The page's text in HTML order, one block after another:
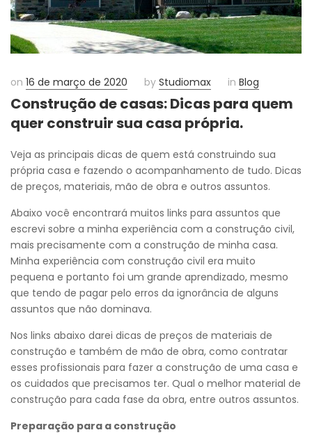
on 16 de março de 2020 by Studiomax in Blog
Construção de casas: Dicas para quem
quer construir sua casa própria.
Veja as principais dicas de quem está construindo sua
própria casa e fazendo o acompanhamento de tudo. Dicas
de preços, materiais, mão de obra e outros assuntos.
Abaixo você encontrará muitos links para assuntos que
escrevi sobre a minha experiência com a construção civil,
mais precisamente com a construção de minha casa.
Minha experiência com construção civil era muito
pequena e portanto foi um grande aprendizado, mesmo
que tendo de pagar pelo erros da ignorância de alguns
assuntos que não dominava.
Nos links abaixo darei dicas de preços de materiais de
construção e também de mão de obra, como contratar
esses profissionais para fazer a construção de uma casa e
os cuidados que precisamos ter. Qual o melhor material de
construção para cada fase da obra, entre outros assuntos.
Preparação para a construção